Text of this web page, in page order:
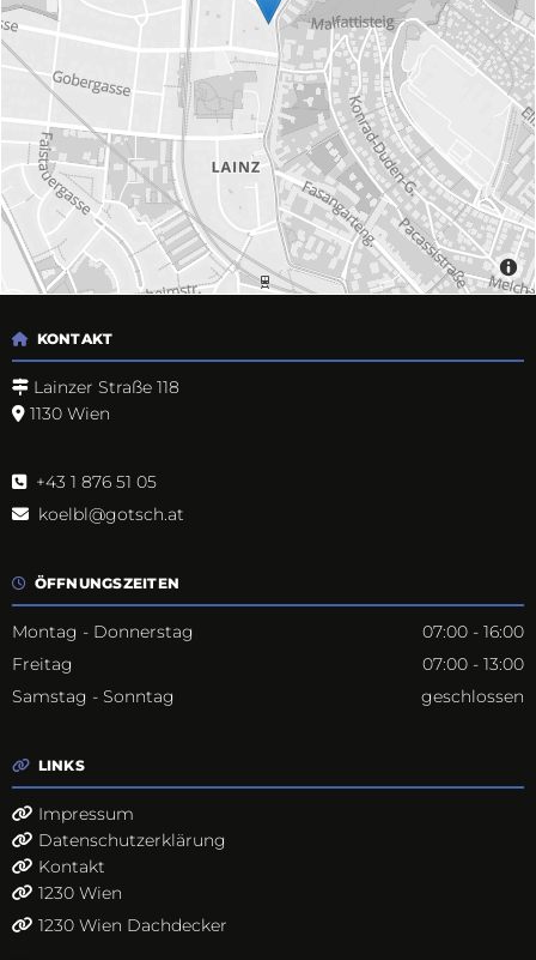
 KONTAKT
 Lainzer Straße 118
 1130 Wien
 +43 1 876 51 05
 koelbl@gotsch.at
 ÖFFNUNGSZEITEN
Montag - Donnerstag
07:00 - 16:00
Freitag
07:00 - 13:00
Samstag - Sonntag
geschlossen
 LINKS
 Impressum
 Datenschutzerklärung
 Kontakt
 1230 Wien
 1230 Wien Dachdecker